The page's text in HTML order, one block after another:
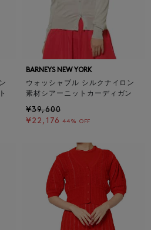
BARNEYS NEW YORK
ウォッシャブル シルクナイロン
素材シアーニットカーディガン
¥39,600
¥22,176 44% OFF